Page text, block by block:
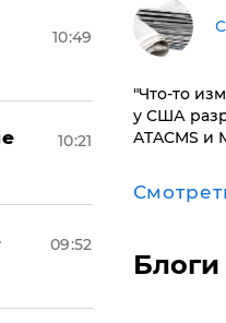
10:49
10:21
09:52
​"Что-то
у США
ATACMS и
Блоги